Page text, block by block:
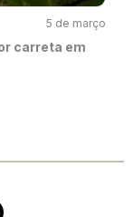
5 de março
carreta em